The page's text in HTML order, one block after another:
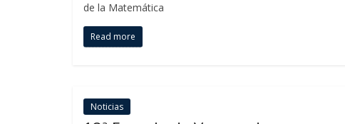
de la Matemática
Read more
Noticias